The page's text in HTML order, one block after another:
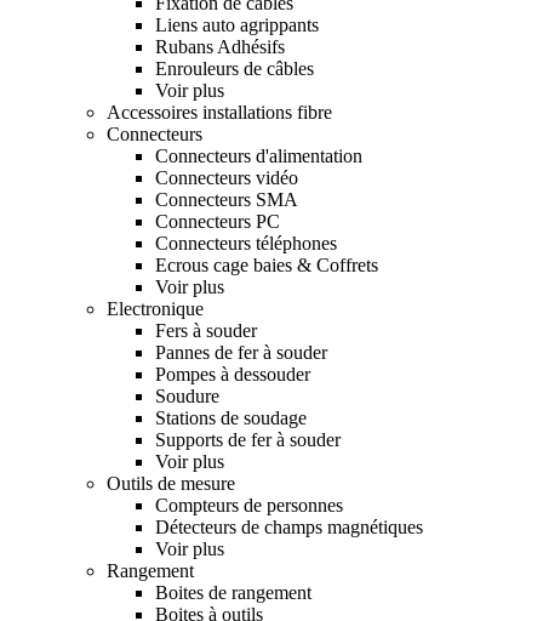
Liens auto agrippants
Rubans Adhésifs
Enrouleurs de câbles
Voir plus
Accessoires installations fibre
Connecteurs
Connecteurs d'alimentation
Connecteurs vidéo
Connecteurs SMA
Connecteurs PC
Connecteurs téléphones
Ecrous cage baies & Coffrets
Voir plus
Electronique
Fers à souder
Pannes de fer à souder
Pompes à dessouder
Soudure
Stations de soudage
Supports de fer à souder
Voir plus
Outils de mesure
Compteurs de personnes
Détecteurs de champs magnétiques
Voir plus
Rangement
Boites de rangement
Boites à outils